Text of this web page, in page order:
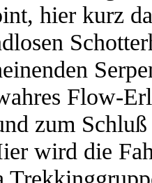
hier kurz
Flow-
zum
wird die